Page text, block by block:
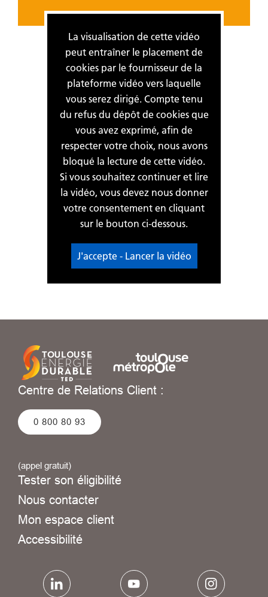
La visualisation de cette vidéo
peut entraîner le placement de
cookies par le fournisseur de la
plateforme vidéo vers laquelle
vous serez dirigé. Compte tenu
du refus du dépôt de cookies que
vous avez exprimé, afin de
respecter votre choix, nous avons
bloqué la lecture de cette vidéo.
Si vous souhaitez continuer et lire
la vidéo, vous devez nous donner
votre consentement en cliquant
sur le bouton ci-dessous.
J'accepte - Lancer la vidéo
Centre de Relations Client :
0 800 80 93
(appel gratuit)
Tester son éligibilité
Nous contacter
Mon espace client
Accessibilité